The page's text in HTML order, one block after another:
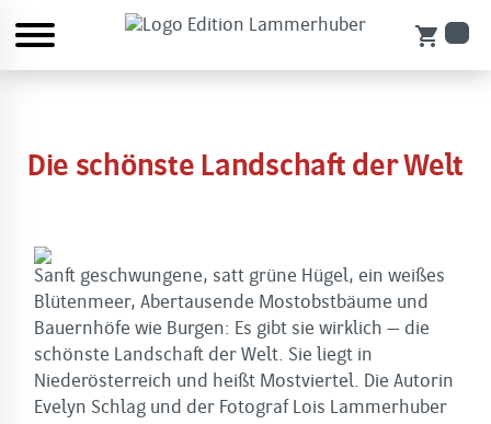
shopping_cart
Die schönste Landschaft der Welt
Sanft geschwungene, satt grüne Hügel, ein weißes
Blütenmeer, Abertausende Mostobstbäume und
Bauernhöfe wie Burgen: Es gibt sie wirklich – die
schönste Landschaft der Welt. Sie liegt in
Niederösterreich und heißt Mostviertel. Die Autorin
Evelyn Schlag und der Fotograf Lois Lammerhuber